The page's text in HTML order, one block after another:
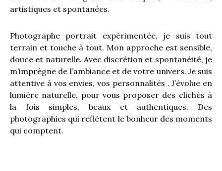
artistiques et spontanées.
Photographe portrait expérimentée, je suis tout
terrain et touche à tout. Mon approche est sensible,
douce et naturelle. Avec discrétion et spontanéité, je
m’imprègne de l’ambiance et de votre univers. Je suis
attentive à vos envies, vos personnalités . J’évolue en
lumière naturelle, pour vous proposer des clichés à
la fois simples, beaux et authentiques. Des
photographies qui reflètent le bonheur des moments
qui comptent.